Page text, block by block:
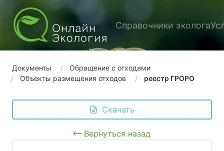
Справочники эколога
Документы
Обращение с отходами
Объекты размещения отходов
реестр ГРОРО
Скачать
Вернуться назад